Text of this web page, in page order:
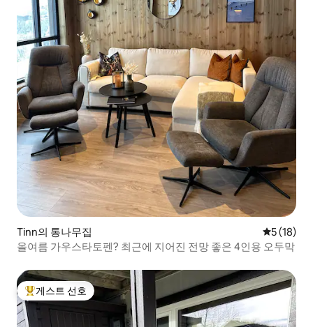
Tinn의 통나무집 평점 5점
5 (18)
올여름 가우스타토펜? 최근에 지어진 전망 좋은 4인용 오두막
상위 게스트 선호
게스트 선호